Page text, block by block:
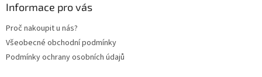
Informace pro vás
Proč nakoupit u nás?
Všeobecné obchodní podmínky
Podmínky ochrany osobních údajů